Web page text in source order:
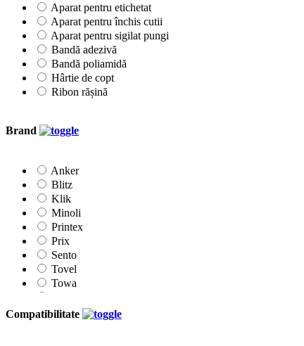
Aparat pentru etichetat
Aparat pentru închis cutii
Aparat pentru sigilat pungi
Bandă adezivă
Bandă poliamidă
Hârtie de copt
Ribon rășină
Brand
Anker
Blitz
Klik
Minoli
Printex
Prix
Sento
Tovel
Towa
Compatibilitate